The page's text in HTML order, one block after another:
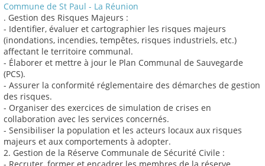
Commune de St Paul - La Réunion
. Gestion des Risques Majeurs :
- Identifier, évaluer et cartographier les risques majeurs
(inondations, incendies, tempêtes, risques industriels, etc.)
affectant le territoire communal.
- Élaborer et mettre à jour le Plan Communal de Sauvegarde
(PCS).
- Assurer la conformité réglementaire des démarches de gestion
des risques.
- Organiser des exercices de simulation de crises en
collaboration avec les services concernés.
- Sensibiliser la population et les acteurs locaux aux risques
majeurs et aux comportements à adopter.
2. Gestion de la Réserve Communale de Sécurité Civile :